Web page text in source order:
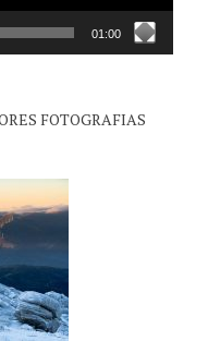
01:00
FOTOGRAFIAS